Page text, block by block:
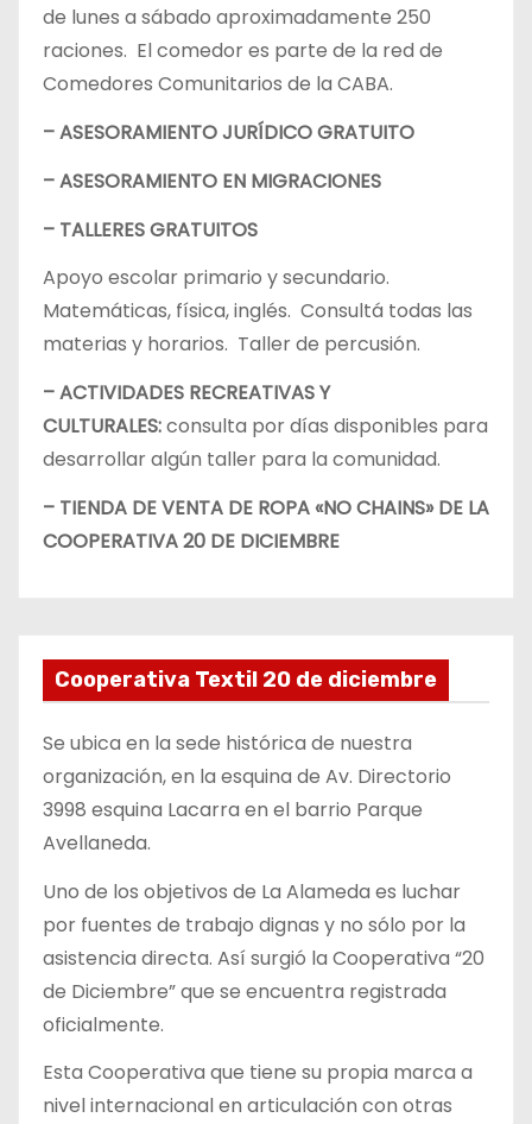
de lunes a sábado aproximadamente 250
raciones. El comedor es parte de la red de
Comedores Comunitarios de la CABA.
– ASESORAMIENTO JURÍDICO GRATUITO
– ASESORAMIENTO EN MIGRACIONES
– TALLERES GRATUITOS
Apoyo escolar primario y secundario.
Matemáticas, física, inglés. Consultá todas las
materias y horarios. Taller de percusión.
– ACTIVIDADES RECREATIVAS Y
CULTURALES:consulta por días disponibles para
desarrollar algún taller para la comunidad.
– TIENDA DE VENTA DE ROPA «NO CHAINS» DE LA
COOPERATIVA 20 DE DICIEMBRE
Cooperativa Textil 20 de diciembre
Se ubica en la sede histórica de nuestra
organización, en la esquina de Av. Directorio
3998 esquina Lacarra en el barrio Parque
Avellaneda.
Uno de los objetivos de La Alameda es luchar
por fuentes de trabajo dignas y no sólo por la
asistencia directa. Así surgió la Cooperativa “20
de Diciembre” que se encuentra registrada
oficialmente.
Esta Cooperativa que tiene su propia marca a
nivel internacional en articulación con otras